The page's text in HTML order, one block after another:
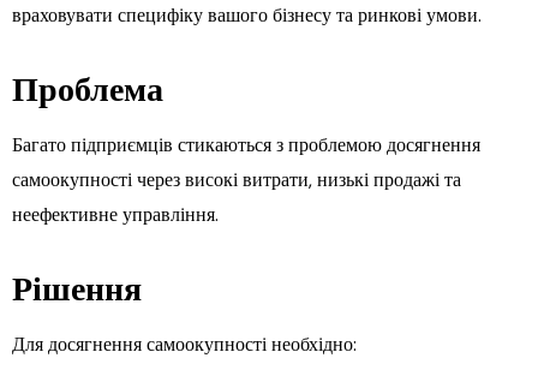
враховувати специфіку вашого бізнесу та ринкові умови.
Проблема
Багато підприємців стикаються з проблемою досягнення
самоокупності через високі витрати, низькі продажі та
неефективне управління.
Рішення
Для досягнення самоокупності необхідно: